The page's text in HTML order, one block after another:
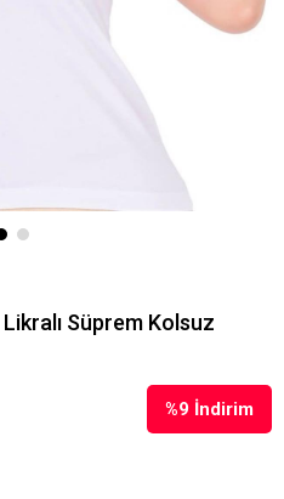
Süprem Kolsuz
%9 İndirim